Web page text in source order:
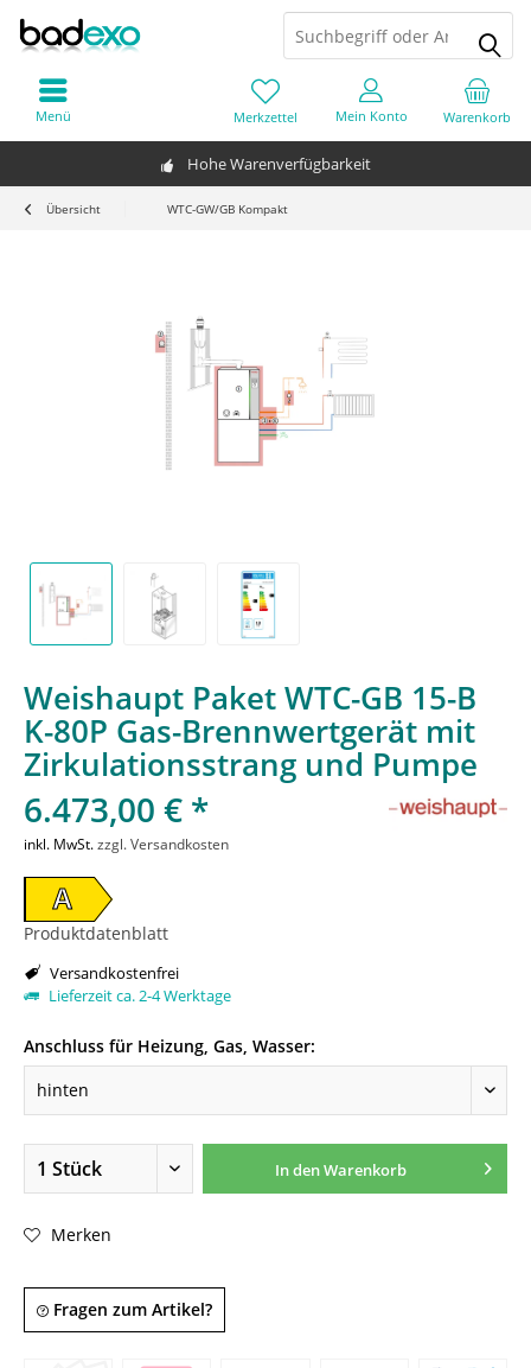
Hohe Warenverfügbarkeit
Warenkorb
Merkzettel Mein Konto
Menü
Übersicht WTC-GW/GB Kompakt
Weishaupt Paket WTC-GB 15-B
K-80P Gas-Brennwertgerät mit
Zirkulationsstrang und Pumpe
6.473,00 € *
inkl. MwSt.zzgl. Versandkosten
A
Produktdatenblatt
Versandkostenfrei
Lieferzeit ca. 2-4 Werktage
Anschluss für Heizung, Gas, Wasser:
In denWarenkorb
Merken
Fragen zum Artikel?